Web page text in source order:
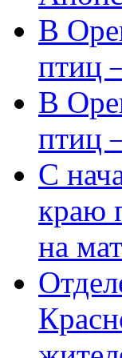
В
птиц
В
птиц
С
краю
на